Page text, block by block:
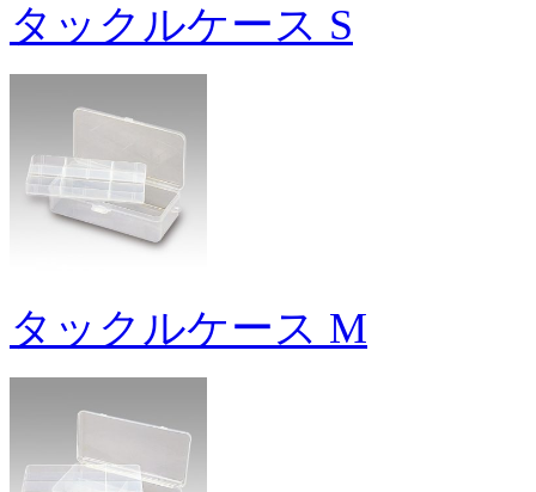
タックルケース S
タックルケース M